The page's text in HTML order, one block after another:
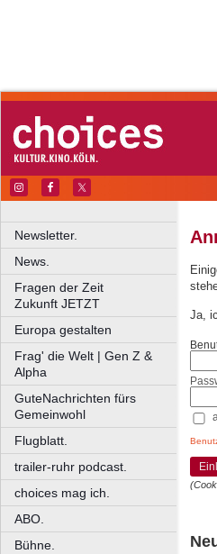
Newsletter.
News.
Fragen der Zeit
Zukunft JETZT
Europa gestalten
Frag' die Welt | Gen Z &
Alpha
GuteNachrichten fürs
Gemeinwohl
Flugblatt.
trailer-ruhr podcast.
choices mag ich.
ABO.
Bühne.
Ja,